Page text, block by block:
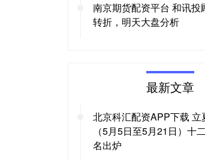
南京期货配资平台 和讯投
转折，明天大盘分析
最新文章
北京科汇配资APP下载 立
（5月5日至5月21日）十
名出炉